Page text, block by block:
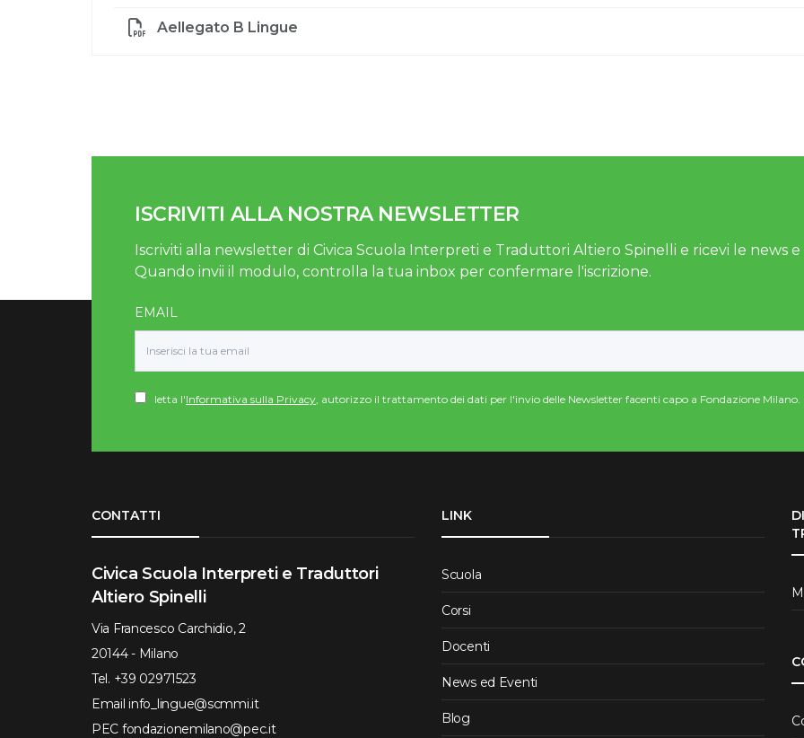
Aellegato B Lingue
ISCRIVITI ALLA NOSTRA NEWSLETTER
Iscriviti alla newsletter di Civica Scuola Interpreti e Traduttori Altiero Spinelli e ricevi le news
Quando invii il modulo, controlla la tua inbox per confermare l'iscrizione.
EMAIL
letta l'Informativa sulla Privacy , autorizzo il trattamento dei dati per l'invio delle Newsletter facenti capo a Fondazione Milano.
CONTATTI
Civica Scuola Interpreti e Traduttori
Altiero Spinelli
Via Francesco Carchidio, 2
20144 - Milano
Tel. +39 02971523
Email info_lingue@scmmi.it
PEC fondazionemilano@pec.it
LINK
Scuola
Corsi
Docenti
News ed Eventi
Blog